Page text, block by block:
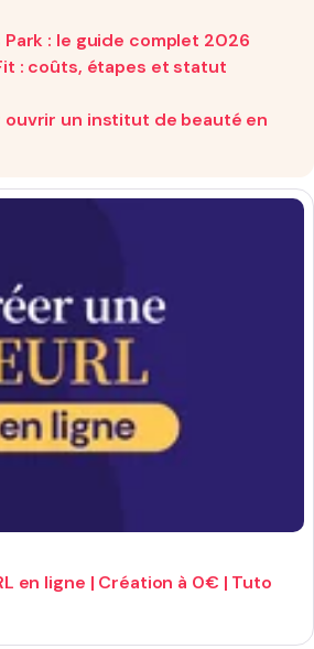
: le guide complet 2026
: coûts, étapes et statut
ouvrir un institut de beauté en
en ligne | Création à 0€ | Tuto